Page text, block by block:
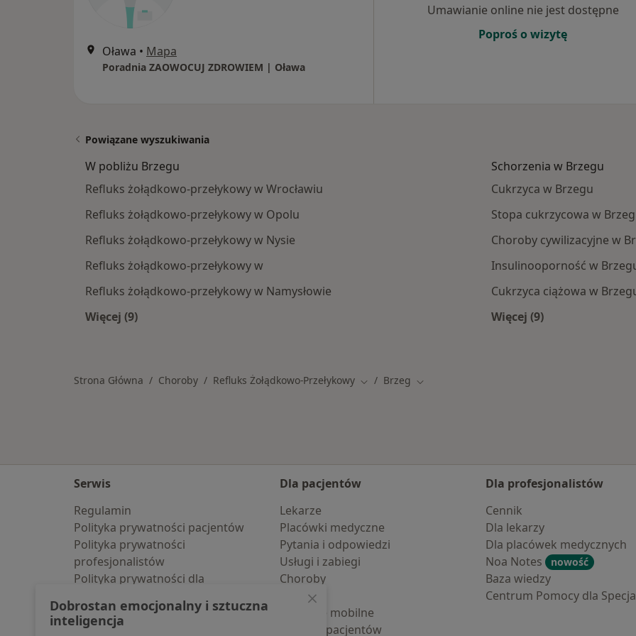
Oława • Mapa
Poradnia ZAOWOCUJ ZDROWIEM | Oława
Umawianie online nie jest dostępne
Poproś o wizytę
Powiązane wyszukiwania
W pobliżu Brzegu
Refluks żołądkowo-przełykowy w Wrocławiu
Refluks żołądkowo-przełykowy w Opolu
Refluks żołądkowo-przełykowy w Nysie
Refluks żołądkowo-przełykowy w
Refluks żołądkowo-przełykowy w Namysłowie
Więcej (9)
Schorzenia w Brzegu
Cukrzyca w Brzegu
Stopa cukrzycowa w
Choroby cywilizacyjne w
Insulinooporność w
Cukrzyca ciążowa w
Więcej (9)
Strona Główna Choroby Refluks Żołądkowo-Przełykowy Zmień miasto
Brzeg Zmień miasto
Serwis
Regulamin
Polityka prywatności pacjentów
Polityka prywatności
profesjonalistów
Polityka prywatności dla
pozyskaliśmy samodzielnie
Polityka cookies
Dla pacjentów
Lekarze
Placówki medyczne
Pytania i odpowiedzi
Usługi i zabiegi
Choroby
Pomoc
Aplikacje mobilne
Blog dla pacjentów
Dla profesjonalistów
Cennik
Dla lekarzy
Dla placówek medycznych
Noa Notes
nowość
Baza wiedzy
Centrum Pomocy dla
Dobrostan emocjonalny i sztuczna
inteligencja